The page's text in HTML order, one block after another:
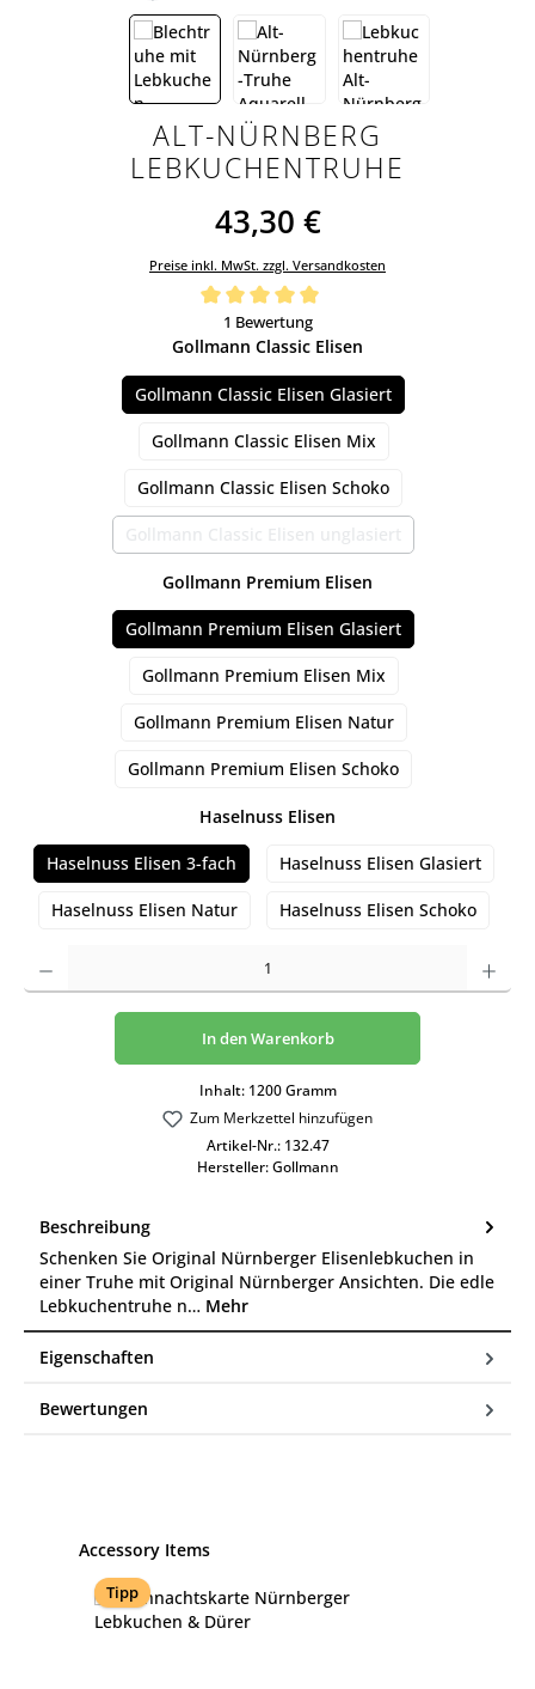
ALT-NÜRNBERG
LEBKUCHENTRUHE
43,30 €
Inhalt: 1200 Gramm
Preise inkl. MwSt. zzgl. Versandkosten
Durchschnittliche Bewertung von 5 von 5 Sternen
1 Bewertung
Gollmann Classic Elisen
Gollmann Classic Elisen Glasiert
Gollmann Classic Elisen Mix
Gollmann Classic Elisen Schoko
Gollmann Classic Elisen unglasiert
(Diese Option ist zurzeit nicht
Gollmann Premium Elisen
Gollmann Premium Elisen Glasiert
Gollmann Premium Elisen Mix
Gollmann Premium Elisen Natur
Gollmann Premium Elisen Schoko
Haselnuss Elisen
Haselnuss Elisen 3-fach Haselnuss Elisen Glasiert
Haselnuss Elisen Natur Haselnuss Elisen Schoko
In den Warenkorb
Zum Merkzettel hinzufügen
Artikel-Nr.: 132.47
Hersteller:Gollmann
Beschreibung
Schenken Sie Original Nürnberger Elisenlebkuchen in
einer Truhe mit Original Nürnberger Ansichten. Die edle
Lebkuchentruhe n… Mehr
Eigenschaften
Bewertungen
Produktgalerie überspringen
Accessory Items
Tipp